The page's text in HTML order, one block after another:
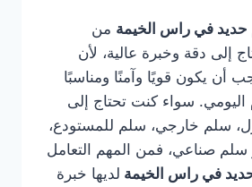
حديد في راس الخيمة من
إلى دقة وخبرة عالية، لأن
أن يكون قويًا وآمنًا ومناسبًا
اليومي. سواء كنت تحتاج إلى
سلم خارجي، سلم للمستودع،
صناعي، فمن المهم التعامل
في راس الخيمة لديها خبرة